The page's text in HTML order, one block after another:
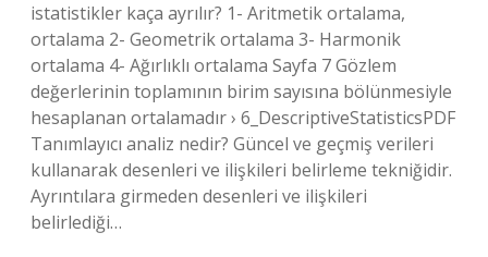
istatistikler kaça ayrılır? 1- Aritmetik ortalama,
ortalama 2- Geometrik ortalama 3- Harmonik
ortalama 4- Ağırlıklı ortalama Sayfa 7 Gözlem
değerlerinin toplamının birim sayısına bölünmesiyle
hesaplanan ortalamadır › 6_DescriptiveStatisticsPDF
Tanımlayıcı analiz nedir? Güncel ve geçmiş verileri
kullanarak desenleri ve ilişkileri belirleme tekniğidir.
Ayrıntılara girmeden desenleri ve ilişkileri
belirlediği…